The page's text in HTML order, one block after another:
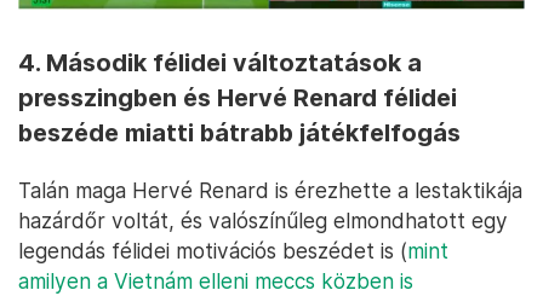
4. Második félidei változtatások a
presszingben és Hervé Renard félidei
beszéde miatti bátrabb játékfelfogás
Talán maga Hervé Renard is érezhette a lestaktikája
hazárdőr voltát, és valószínűleg elmondhatott egy
legendás félidei motivációs beszédet is (mint
amilyen a Vietnám elleni meccs közben is